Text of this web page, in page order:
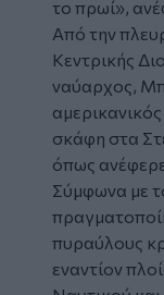
το πρωί»,
Από την
Κεντρικής
ναύαρχος,
σκάφη στα
όπως
Σύμφωνα με
πυραύλους
εναντίον